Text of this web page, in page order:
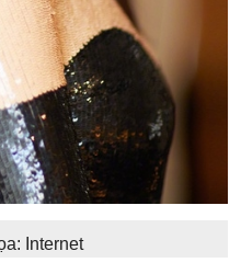
Internet